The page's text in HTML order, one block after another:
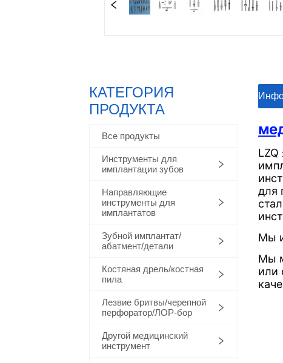
КАТЕГОРИЯ
ПРОДУКТА
Все продукты
Инструменты для
имплантации зубов
Направляющие
инструменты для
имплантатов
Зубной имплантат/
абатмент/детали
Костяная дрель/костная
пила
Лезвие бритвы/черепной
перфоратор/ЛОР-бор
Другой медицинский
инструмент
ㅤㅤ